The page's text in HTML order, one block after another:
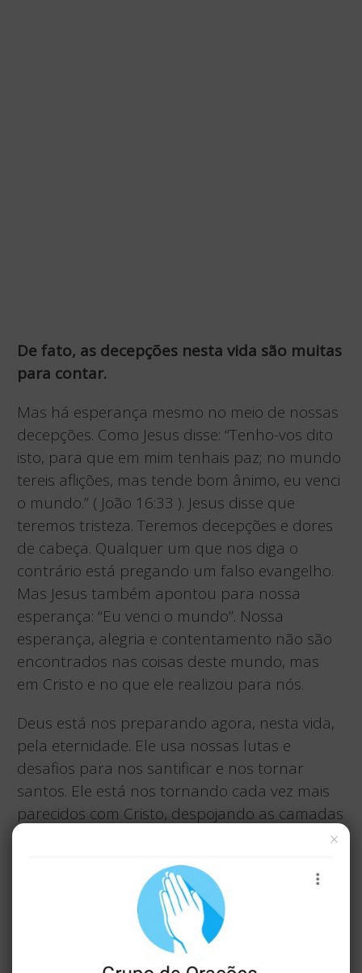
De fato, as decepções nesta vida são muitas
para contar.
Mas há esperança mesmo no meio de nossas
decepções. Como Jesus disse: “Tenho-vos dito
isto, para que em mim tenhais paz; no mundo
tereis aflições, mas tende bom ânimo, eu venci
o mundo.” ( João 16:33 ). Jesus disse que
teremos tristeza. Teremos decepções e dores
de cabeça. Qualquer um que nos diga o
contrário está pregando um falso evangelho.
Mas Jesus também apontou para nossa
esperança: “Eu venci o mundo”. Nossa
esperança, alegria e contentamento não são
encontrados nas coisas deste mundo, mas
em Cristo e no que ele realizou para nós.
Deus está nos preparando agora, nesta vida,
pela eternidade. Ele usa nossas lutas e
desafios para nos santificar e nos tornar
santos. Ele está nos tornando cada vez mais
parecidos com Cristo, despojando as camadas
do pecado e removendo os falsos amores em
vêm, podemos nos perguntar: “O que Deus
poderia estar fazendo?” “O que eu preciso
aprender com isso?” “Como posso procurá-lo
nisso?” E, em vez de nos desesperarmos com
×